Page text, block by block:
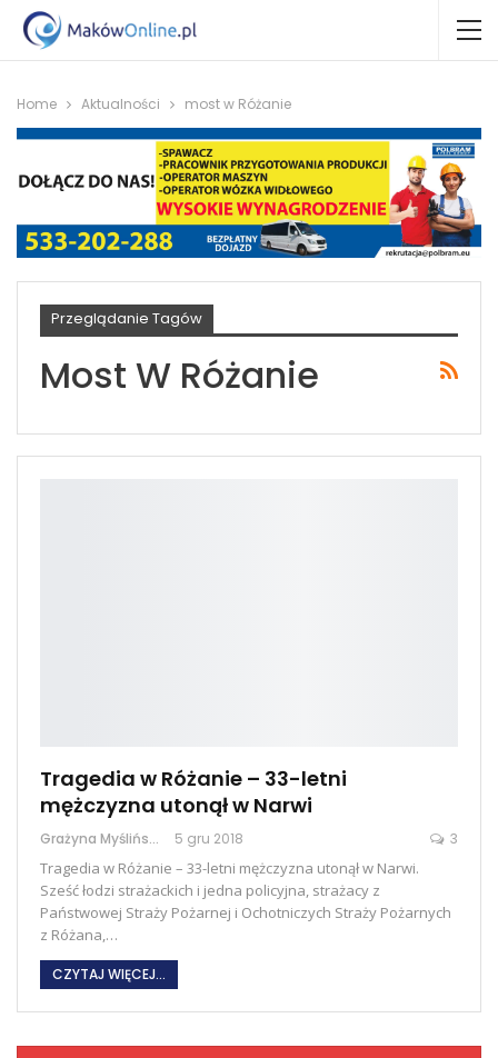
Home Aktualności most w Różanie
Przeglądanie Tagów
Most W Różanie
Tragedia w Różanie – 33-letni
mężczyzna utonął w Narwi
Grażyna Myślińska 5 gru 2018 3
Tragedia w Różanie – 33-letni mężczyzna utonął w Narwi.
Sześć łodzi strażackich i jedna policyjna, strażacy z
Państwowej Straży Pożarnej i Ochotniczych Straży Pożarnych
z Różana,…
CZYTAJ WIĘCEJ...